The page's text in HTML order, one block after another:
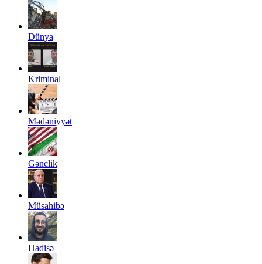
Dünya
Kriminal
Mədəniyyət
Gənclik
Müsahibə
Hadisə